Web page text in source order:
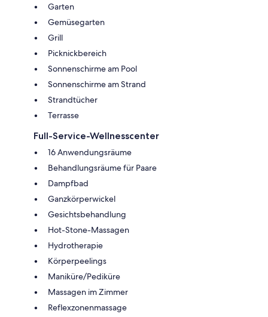
Garten
Gemüsegarten
Grill
Picknickbereich
Sonnenschirme am Pool
Sonnenschirme am Strand
Strandtücher
Terrasse
Full-Service-Wellnesscenter
16 Anwendungsräume
Behandlungsräume für Paare
Dampfbad
Ganzkörperwickel
Gesichtsbehandlung
Hot-Stone-Massagen
Hydrotherapie
Körperpeelings
Maniküre/Pediküre
Massagen im Zimmer
Reflexzonenmassage